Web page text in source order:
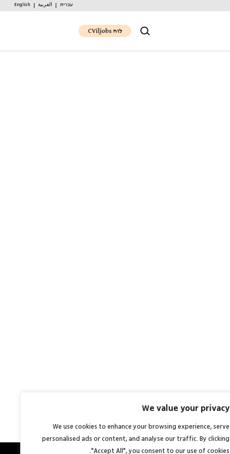
We value your privacy
We use cookies to enhance your browsing experience, serve
personalised ads or content, and analyse our traffic. By clicking
"Accept All", you consent to our use of cookies.
עברית العربية English
לוח CViljobs